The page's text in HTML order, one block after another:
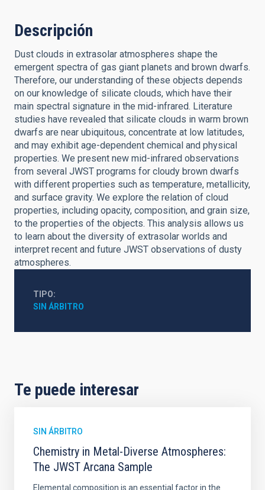
Descripción
Dust clouds in extrasolar atmospheres shape the
emergent spectra of gas giant planets and brown dwarfs.
Therefore, our understanding of these objects depends
on our knowledge of silicate clouds, which have their
main spectral signature in the mid-infrared. Literature
studies have revealed that silicate clouds in warm brown
dwarfs are near ubiquitous, concentrate at low latitudes,
and may exhibit age-dependent chemical and physical
properties. We present new mid-infrared observations
from several JWST programs for cloudy brown dwarfs
with different properties such as temperature, metallicity,
and surface gravity. We explore the relation of cloud
properties, including opacity, composition, and grain size,
to the properties of the objects. This analysis allows us
to learn about the diversity of extrasolar worlds and
interpret recent and future JWST observations of dusty
atmospheres.
TIPO
SIN ÁRBITRO
Te puede interesar
SIN ÁRBITRO
Chemistry in Metal-Diverse Atmospheres:
The JWST Arcana Sample
Elemental composition is an essential factor in the